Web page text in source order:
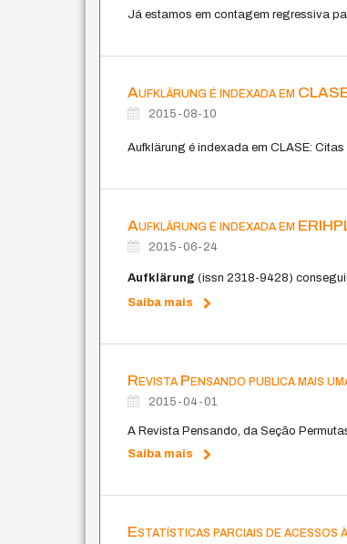
Já estamos em contagem regressiva
Aufklärung é indexada em
2015-08-10
Aufklärung é indexada em CLASE:
Aufklärung é indexada em
2015-06-24
Aufklärung (issn 2318-9428)
Saiba mais
Revista Pensando publica mais
2015-04-01
A Revista Pensando, da Seção
Saiba mais
Estatísticas parciais de acessos